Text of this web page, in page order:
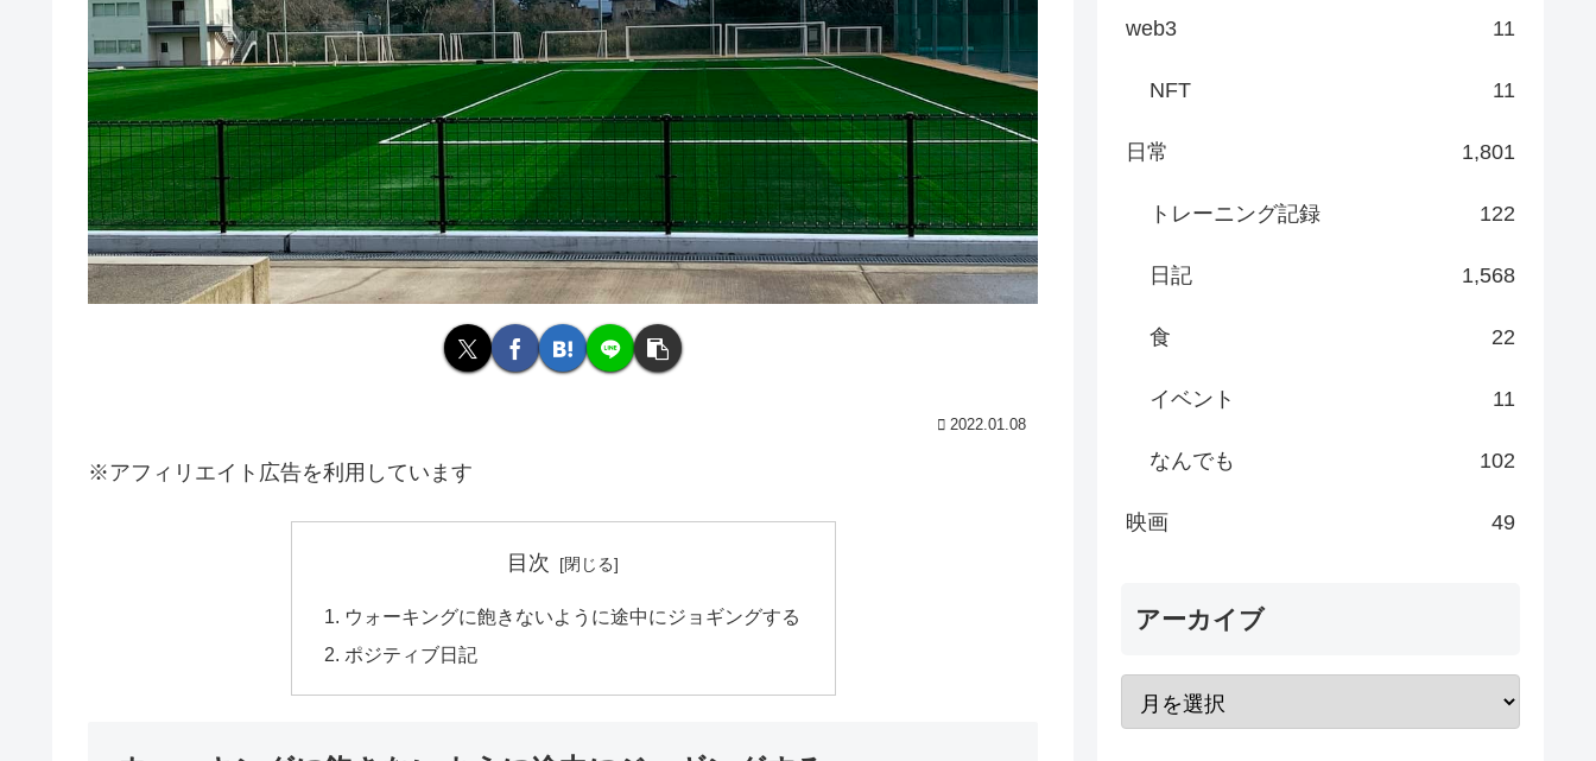
2022.01.08
※アフィリエイト広告を利用しています
目次
ウォーキングに飽きないように途中にジョギングする
ポジティブ日記
web3 11
NFT 11
日常 1,801
トレーニング記録 122
日記 1,568
食 22
イベント 11
なんでも 102
映画 49
アーカイブ